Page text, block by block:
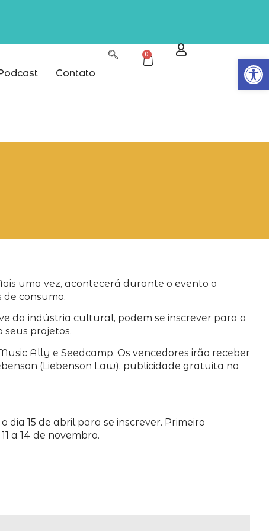
Abrir
Contato
0
uma vez, acontecerá durante o evento o
consumo.
da indústria cultural, podem se inscrever para a
projetos.
Ally e Seedcamp. Os vencedores irão receber
(Liebenson Law), publicidade gratuita no
15 de abril para se inscrever. Primeiro
a 14 de novembro.